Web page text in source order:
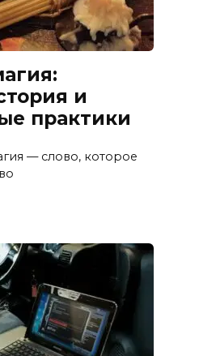
и
практики
— слово, которое